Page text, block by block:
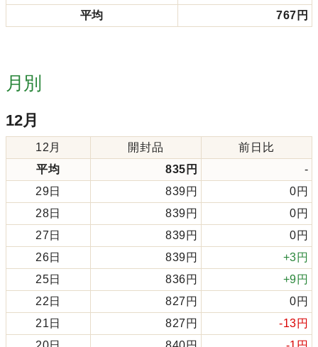
平均
767円
月別
12月
12月 開封品
前日比
平均
835円
-
29日
839円
0円
28日
839円
0円
27日
839円
0円
26日
839円
+3円
25日
836円
+9円
22日
827円
0円
21日
827円
-13円